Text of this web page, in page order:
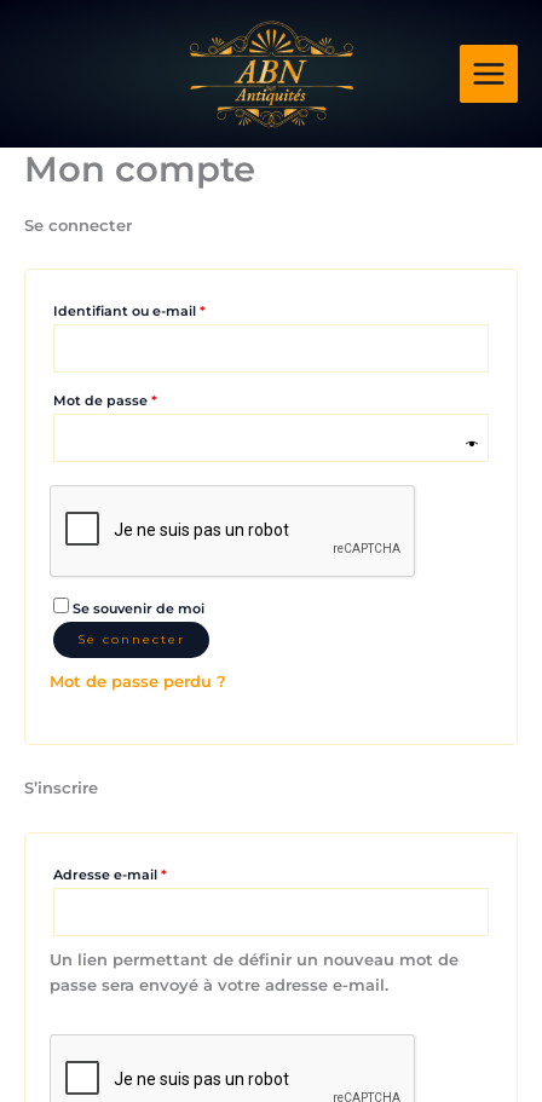
Mon compte
Se connecter
Identifiant ou e-mail *
Mot de passe *
Se souvenir de moi
Se connecter
Mot de passe perdu ?
S’inscrire
Adresse e-mail *
Un lien permettant de définir un nouveau mot de
passe sera envoyé à votre adresse e-mail.